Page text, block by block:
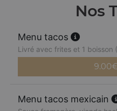
Nos
Menu tacos
Livré avec frites et 1 boisson
9.00
Menu tacos mexicain